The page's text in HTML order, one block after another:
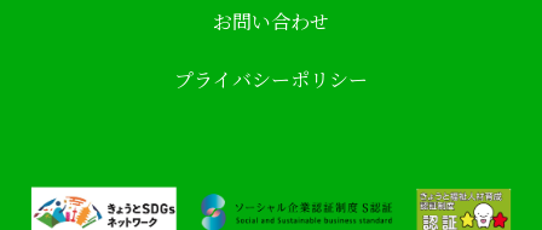
お問い合わせ
プライバシーポリシー